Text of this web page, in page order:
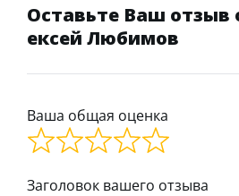
Оставьте Ваш отзыв
ексей Любимов
Ваша общая оценка
Заголовок вашего отзыва